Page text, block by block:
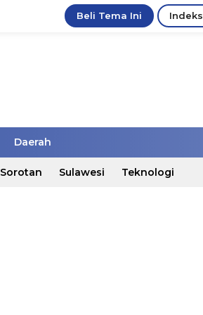
Beli Tema Ini Indeks
Daerah
Sorotan Sulawesi Teknologi